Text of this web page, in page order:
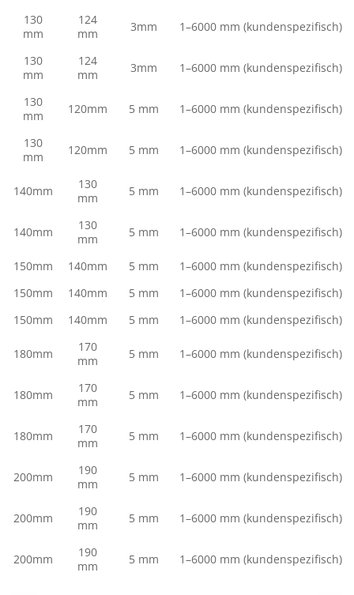
130
mm
124
mm
3mm 1–6000 mm (kundenspezifisch)
130
mm
124
mm
3mm 1–6000 mm (kundenspezifisch)
130
mm
120mm 5 mm 1–6000 mm (kundenspezifisch)
130
mm
120mm 5 mm 1–6000 mm (kundenspezifisch)
140mm
130
mm
5 mm 1–6000 mm (kundenspezifisch)
140mm
130
mm
5 mm 1–6000 mm (kundenspezifisch)
150mm 140mm 5 mm
1–6000 mm (kundenspezifisch)
150mm
140mm 5 mm
1–6000 mm (kundenspezifisch)
150mm
140mm 5 mm 1–6000 mm (kundenspezifisch)
180mm
170
mm
5 mm 1–6000 mm (kundenspezifisch)
180mm
170
mm
5 mm 1–6000 mm (kundenspezifisch)
180mm
170
mm
5 mm 1–6000 mm (kundenspezifisch)
200mm
190
mm
5 mm 1–6000 mm (kundenspezifisch)
200mm
190
mm
5 mm 1–6000 mm (kundenspezifisch)
200mm
190
mm
5 mm 1–6000 mm (kundenspezifisch)